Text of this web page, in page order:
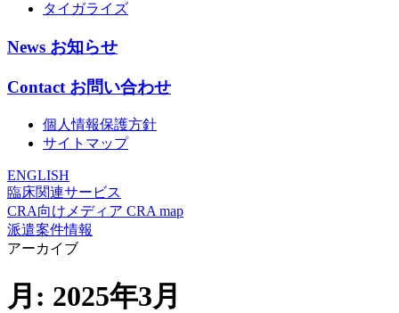
タイガライズ
News お知らせ
Contact お問い合わせ
個人情報保護方針
サイトマップ
ENGLISH
臨床関連サービス
CRA向けメディア CRA map
派遣案件情報
アーカイブ
月: 2025年3月